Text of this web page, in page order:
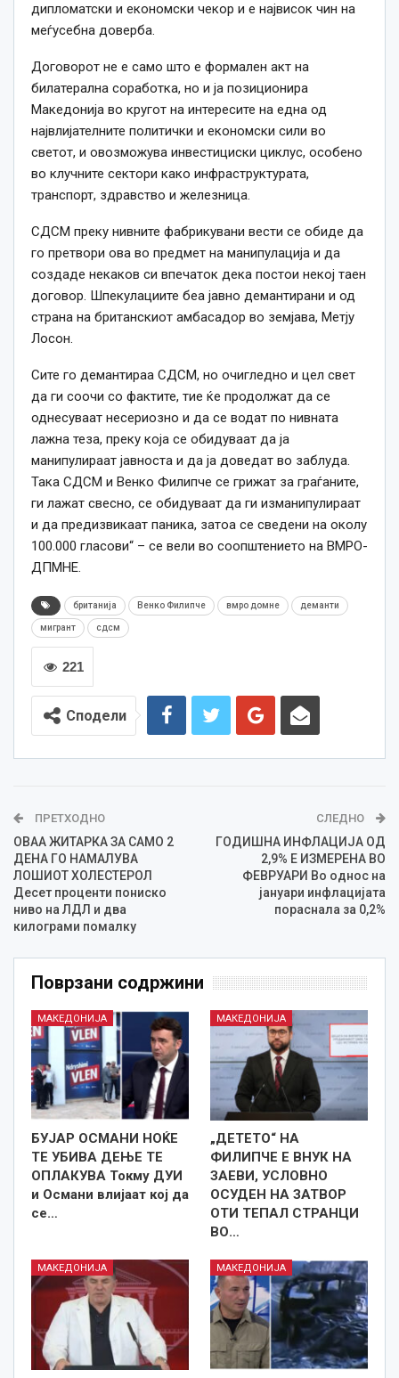
дипломатски и економски чекор и е највисок чин на
меѓусебна доверба.
Договорот не е само што е формален акт на
билатерална соработка, но и ја позиционира
Македонија во кругот на интересите на една од
највлијателните политички и економски сили во
светот, и овозможува инвестициски циклус, особено
во клучните сектори како инфраструктурата,
транспорт, здравство и железница.
СДСМ преку нивните фабрикувани вести се обиде да
го претвори ова во предмет на манипулација и да
создаде некаков си впечаток дека постои некој таен
договор. Шпекулациите беа јавно демантирани и од
страна на британскиот амбасадор во земјава, Метју
Лосон.
Сите го демантираа СДСМ, но очигледно и цел свет
да ги соочи со фактите, тие ќе продолжат да се
однесуваат несериозно и да се водат по нивната
лажна теза, преку која се обидуваат да ја
манипулираат јавноста и да ја доведат во заблуда.
Така СДСМ и Венко Филипче се грижат за граѓаните,
ги лажат свесно, се обидуваат да ги изманипулираат
и да предизвикаат паника, затоа се сведени на околу
100.000 гласови“ – се вели во соопштението на ВМРО-
ДПМНЕ.
британија Венко Филипче вмро домне деманти
мигрант сдсм
221
Сподели
ПРЕТХОДНО
ОВАА ЖИТАРКА ЗА САМО 2
ДЕНА ГО НАМАЛУВА
ЛОШИОТ ХОЛЕСТЕРОЛ
Десет проценти пониско
ниво на ЛДЛ и два
килограми помалку
СЛЕДНО
ГОДИШНА ИНФЛАЦИЈА ОД
2,9% Е ИЗМЕРЕНА ВО
ФЕВРУАРИ Во однос на
јануари инфлацијата
пораснала за 0,2%
Поврзани содржини
МАКЕДОНИЈА
БУЈАР ОСМАНИ НОЌЕ
ТЕ УБИВА ДЕЊЕ ТЕ
ОПЛАКУВА Токму ДУИ
и Османи влијаат кој да
се…
МАКЕДОНИЈА
„ДЕТЕТО“ НА
ФИЛИПЧЕ Е ВНУК НА
ЗАЕВИ, УСЛОВНО
ОСУДЕН НА ЗАТВОР
ОТИ ТЕПАЛ СТРАНЦИ
ВО…
МАКЕДОНИЈА МАКЕДОНИЈА